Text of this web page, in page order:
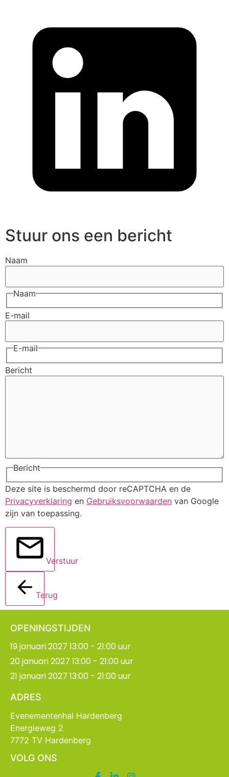
Stuur ons een bericht
Naam
Naam
E-mail
E-mail
Bericht
Bericht
Deze site is beschermd door reCAPTCHA en de
Privacyverklaring en Gebruiksvoorwaarden van Google
zijn van toepassing.
Verstuur
Terug
OPENINGSTIJDEN
19 januari 2027 13:00 - 21:00 uur
20 januari 2027 13:00 - 21:00 uur
21 januari 2027 13:00 - 21:00 uur
ADRES
Evenementenhal Hardenberg
Energieweg 2
7772 TV Hardenberg
VOLG ONS